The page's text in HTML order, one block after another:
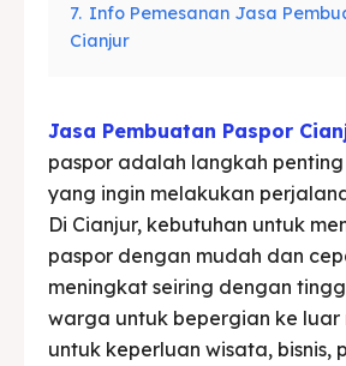
7. Info Pemesanan Jasa
Cianjur
Jasa Pembuatan Paspor
paspor adalah langkah
yang ingin melakukan
Di Cianjur, kebutuhan untuk
paspor dengan mudah dan
meningkat seiring dengan
warga untuk bepergian ke luar
untuk keperluan wisata, bisnis,